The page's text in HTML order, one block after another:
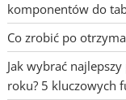
komponentów do
Co zrobić po
Jak wybrać
roku? 5 kluczowych